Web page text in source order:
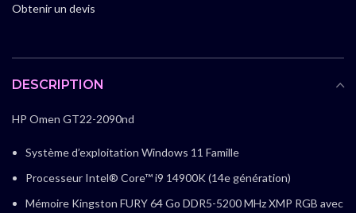
Obtenir un devis
DESCRIPTION
HP Omen GT22-2090nd
Système d’exploitation Windows 11 Famille
Processeur Intel® Core™ i9 14900K (14e génération)
Mémoire Kingston FURY 64 Go DDR5-5200 MHz XMP RGB avec